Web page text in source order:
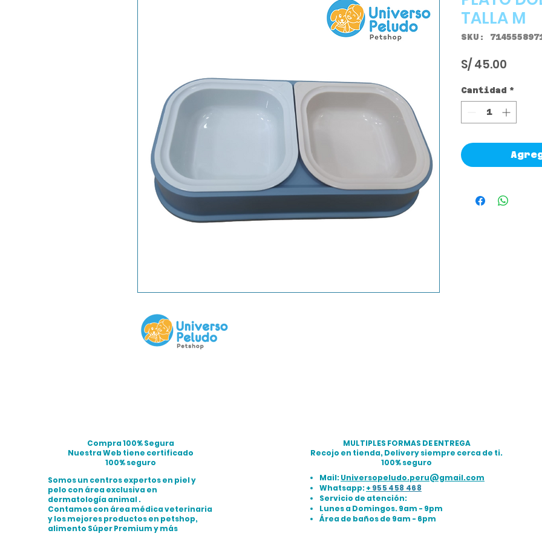
TALLA M
SKU:
S/ 45.00
Cantidad *
Compra 100% Segura
Nuestra Web tiene certificado
100% seguro
Somos un centros expertos en piel y
pelo con área exclusiva en
dermatología animal .
Contamos con área médica veterinaria
y los mejores productos en petshop,
alimento Súper Premium y más
MULTIPLES FORMAS DE ENTREGA
Recojo en tienda, Delivery siempre cerca de ti.
100% seguro
Mail:Universopeludo.peru@gmail.com
Whatsapp:+ 955 458 468
Servicio de atención:
Lunes a Domingos. 9am - 9pm
Área de baños de 9am - 6pm